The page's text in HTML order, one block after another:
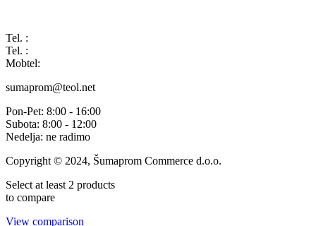
Tel. :
Tel. :
Mobtel:
sumaprom@teol.net
Pon-Pet: 8:00 - 16:00
Subota: 8:00 - 12:00
Nedelja: ne radimo
Copyright © 2024, Šumaprom Commerce d.o.o.
Select at least 2 products
to compare
View comparison